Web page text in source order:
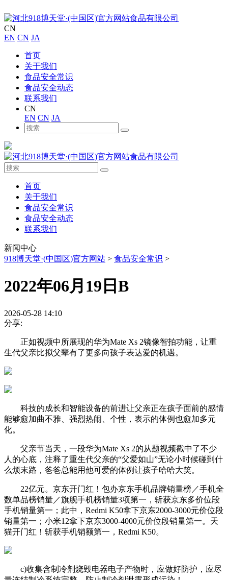
CN
EN CN JA
首页
关于我们
食品安全常识
食品安全动态
联系我们
CN
EN CN JA
首页
关于我们
食品安全常识
食品安全动态
联系我们
新闻中心
918博天堂·(中国区)官方网站 > 食品安全常识 >
2022年06月19日B
2026-05-28 14:10
分享:
正如视频中所展现的华为Mate Xs 2镜像智拍功能，让重
生代父亲比拟父辈有了更多向孩子表达爱的机遇。
科技的成长和智能设备的前进让父亲正在孩子面前的感情
能够愈加曲不雅、强烈热闹、个性，表示的体例也愈加多元
化。
父亲节当天，一段华为Mate Xs 2的从题视频戳中了不少
人的心底，注释了重生代父亲的“父爱如山”无论小时候碰到什
么烦末路，爸爸总能用他可爱的体例让孩子哈哈大笑。
22亿元。京东开门红！包办京东手机品牌销量榜／手机全
数单品榜销量／旗舰手机榜销量3项第一，斩获京东多价位段
手机销量第一；此中，Redmi K50拿下京东2000-3000元价位段
销量第一；小米12拿下京东3000-4000元价位段销量第一。天
猫开门红！斩获手机销额第一，Redmi K50。
c)收集含制冷剂烧毁电器电子产物时，应做好防护，应尽